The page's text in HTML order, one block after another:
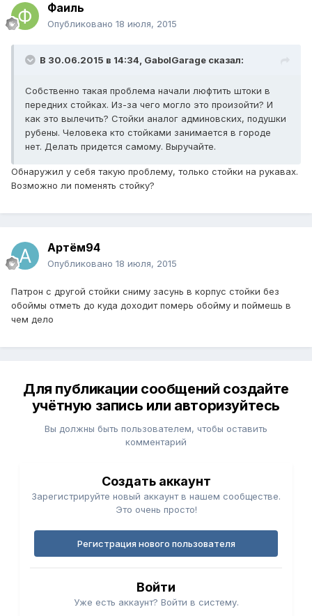
Фаиль
Опубликовано 18 июля, 2015
В 30.06.2015 в 14:34, GabolGarage сказал:
Собственно такая проблема начали люфтить штоки в
передних стойках. Из-за чего могло это произойти? И
как это вылечить? Стойки аналог админовских, подушки
рубены. Человека кто стойками занимается в городе
нет. Делать придется самому. Выручайте.
Обнаружил у себя такую проблему, только стойки на рукавах.
Возможно ли поменять стойку?
Артём94
Опубликовано 18 июля, 2015
Патрон с другой стойки сниму засунь в корпус стойки без
обоймы отметь до куда доходит померь обойму и поймешь в
чем дело
Для публикации сообщений создайте
учётную запись или авторизуйтесь
Вы должны быть пользователем, чтобы оставить
комментарий
Создать аккаунт
Зарегистрируйте новый аккаунт в нашем сообществе.
Это очень просто!
Регистрация нового пользователя
Войти
Уже есть аккаунт? Войти в систему.